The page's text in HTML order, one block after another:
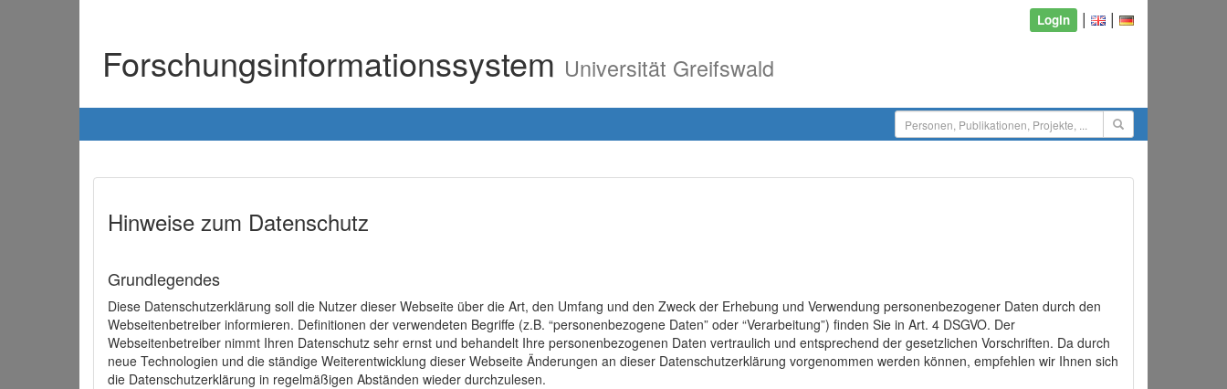
Login | |
Forschungsinformationssystem Universität Greifswald
Hinweise zum Datenschutz
Grundlegendes
Diese Datenschutzerklärung soll die Nutzer dieser Webseite über die Art, den Umfang und den Zweck der Erhebung und Verwendung personenbezogener Daten durch den
Webseitenbetreiber informieren. Definitionen der verwendeten Begriffe (z.B. “personenbezogene Daten” oder “Verarbeitung”) finden Sie in Art. 4 DSGVO. Der
Webseitenbetreiber nimmt Ihren Datenschutz sehr ernst und behandelt Ihre personenbezogenen Daten vertraulich und entsprechend der gesetzlichen Vorschriften. Da durch
neue Technologien und die ständige Weiterentwicklung dieser Webseite Änderungen an dieser Datenschutzerklärung vorgenommen werden können, empfehlen wir Ihnen sich
die Datenschutzerklärung in regelmäßigen Abständen wieder durchzulesen.